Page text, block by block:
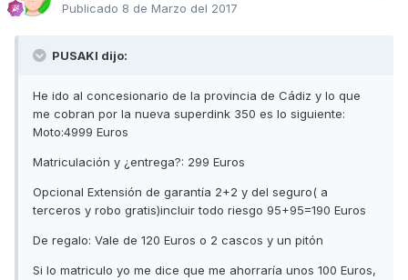
Publicado 8 de Marzo del 2017
PUSAKI dijo:
He ido al concesionario de la provincia de Cádiz y lo que
me cobran por la nueva superdink 350 es lo siguiente:
Moto:4999 Euros
Matriculación y ¿entrega?: 299 Euros
Opcional Extensión de garantía 2+2 y del seguro( a
terceros y robo gratis)incluir todo riesgo 95+95=190 Euros
De regalo: Vale de 120 Euros o 2 cascos y un pitón
Si lo matriculo yo me dice que me ahorraría unos 100 Euros,